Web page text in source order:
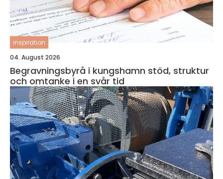
inspiration
04. August 2026
Begravningsbyrå i kungshamn stöd, struktur
och omtanke i en svår tid